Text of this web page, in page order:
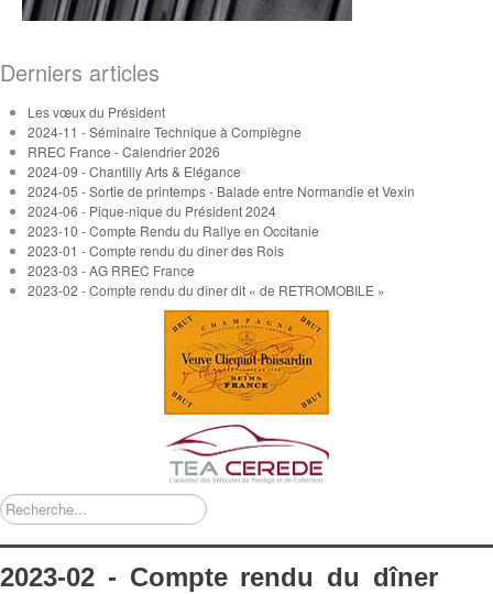
Derniers articles
Les vœux du Président
2024-11 - Séminaire Technique à Compiègne
RREC France - Calendrier 2026
2024-09 - Chantilly Arts & Elégance
2024-05 - Sortie de printemps - Balade entre Normandie et Vexin
2024-06 - Pique-nique du Président 2024
2023-10 - Compte Rendu du Rallye en Occitanie
2023-01 - Compte rendu du dîner des Rois
2023-03 - AG RREC France
2023-02 - Compte rendu du dîner dit « de RETROMOBILE »
Rechercher
2023-02 - Compte rendu du dîner